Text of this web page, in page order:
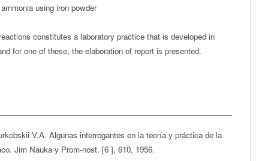
using iron powder
constitutes a laboratory practice that is developed in
for one of these, the elaboration of report is presented.
V.A. Algunas interrogantes en la teoría y práctica de la
Jim Nauka y Prom-nost. [6 ], 610, 1956.